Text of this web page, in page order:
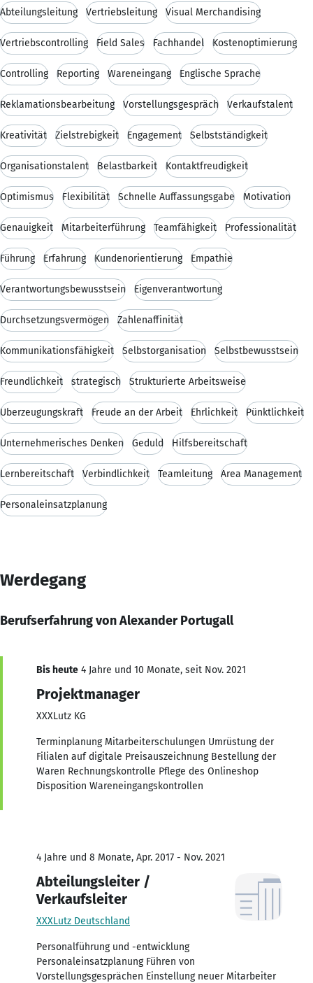
Abteilungsleitung Vertriebsleitung Visual Merchandising
Vertriebscontrolling Field Sales Fachhandel Kostenoptimierung
Controlling Reporting Wareneingang Englische Sprache
Reklamationsbearbeitung Vorstellungsgespräch Verkaufstalent
Kreativität Zielstrebigkeit Engagement Selbstständigkeit
Organisationstalent Belastbarkeit Kontaktfreudigkeit
Optimismus Flexibilität Schnelle Auffassungsgabe Motivation
Genauigkeit Mitarbeiterführung Teamfähigkeit Professionalität
Führung Erfahrung Kundenorientierung Empathie
Verantwortungsbewusstsein Eigenverantwortung
Durchsetzungsvermögen Zahlenaffinität
Kommunikationsfähigkeit Selbstorganisation Selbstbewusstsein
Freundlichkeit strategisch Strukturierte Arbeitsweise
Überzeugungskraft Freude an der Arbeit Ehrlichkeit Pünktlichkeit
Unternehmerisches Denken Geduld Hilfsbereitschaft
Lernbereitschaft Verbindlichkeit Teamleitung Area Management
Personaleinsatzplanung
Werdegang
Berufserfahrung von Alexander Portugall
Bis heute 4 Jahre und 10 Monate, seit Nov. 2021
Projektmanager
XXXLutz KG
Terminplanung Mitarbeiterschulungen Umrüstung der
Filialen auf digitale Preisauszeichnung Bestellung der
Waren Rechnungskontrolle Pflege des Onlineshop
Disposition Wareneingangskontrollen
4 Jahre und 8 Monate, Apr. 2017 - Nov. 2021
Abteilungsleiter /
Verkaufsleiter
XXXLutz Deutschland
Personalführung und -entwicklung
Personaleinsatzplanung Führen von
Vorstellungsgesprächen Einstellung neuer Mitarbeiter